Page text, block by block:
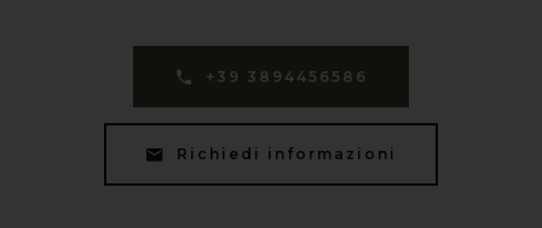
+39 3894456586
Richiedi informazioni